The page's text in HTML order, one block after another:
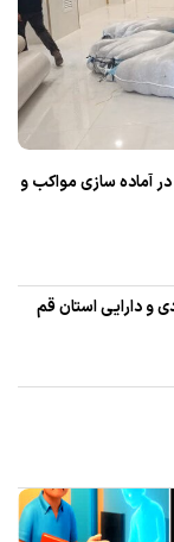
آماده سازی مواکب و
و دارایی استان قم